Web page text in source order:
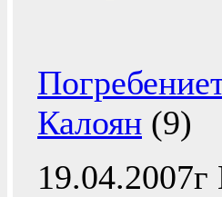
Калоян (9)
19.04.2007г